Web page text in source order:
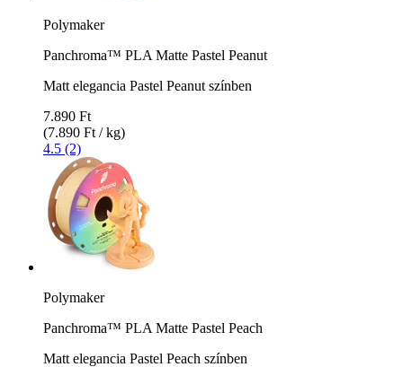
Polymaker
Panchroma™ PLA Matte Pastel Peanut
Matt elegancia Pastel Peanut színben
7.890 Ft
(7.890 Ft / kg)
4.5 (2)
Polymaker
Panchroma™ PLA Matte Pastel Peach
Matt elegancia Pastel Peach színben